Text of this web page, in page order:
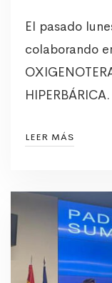
El pasado
colaborando
LEER MÁS